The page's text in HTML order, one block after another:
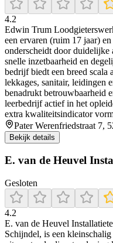
4.2
Edwin Trum
een ervaren (ruim 17 jaar)
onderscheidt door duidelijke
snelle inzetbaarheid en
bedrijf biedt een breed
lekkages, sanitair,
benadrukt betrouwbaarheid
leerbedrijf actief in het
extra kwaliteitsindicator
Pater Werenfriedstraat 7,
Bekijk details
E. van de Heuvel
Gesloten
4.2
E. van de Heuvel
Schijndel, is een